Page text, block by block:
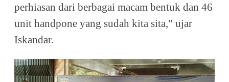
perhiasan dari berbagai macam bentuk dan 46
unit handpone yang sudah kita sita," ujar
Iskandar.